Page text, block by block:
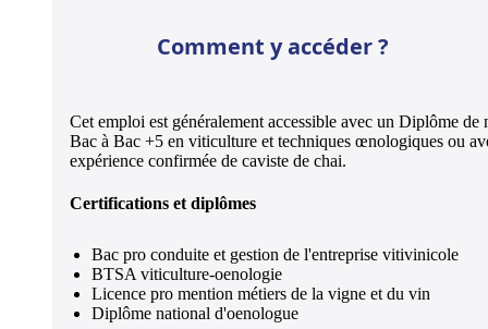
Comment y accéder ?
Cet emploi est généralement accessible avec un Diplôme de
Bac à Bac +5 en viticulture et techniques œnologiques ou
expérience confirmée de caviste de chai.
Certifications et diplômes
Bac pro conduite et gestion de l'entreprise vitivinicole
BTSA viticulture-oenologie
Licence pro mention métiers de la vigne et du vin
Diplôme national d'oenologue